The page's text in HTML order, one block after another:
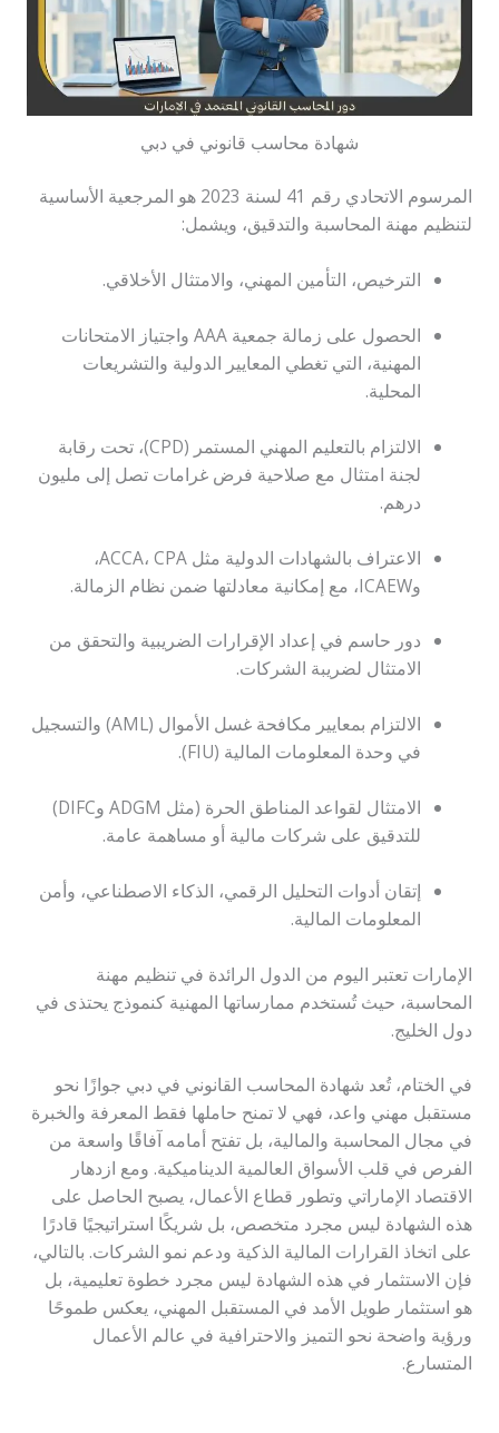
شهادة محاسب قانوني في دبي
المرسوم الاتحادي رقم 41 لسنة 2023 هو المرجعية الأساسية
لتنظيم مهنة المحاسبة والتدقيق، ويشمل:
الترخيص، التأمين المهني، والامتثال الأخلاقي.
الحصول على زمالة جمعية AAA واجتياز الامتحانات
المهنية، التي تغطي المعايير الدولية والتشريعات
المحلية.
الالتزام بالتعليم المهني المستمر (CPD)، تحت رقابة
لجنة امتثال مع صلاحية فرض غرامات تصل إلى مليون
درهم.
الاعتراف بالشهادات الدولية مثل ACCA، CPA،
دور حاسم في إعداد الإقرارات الضريبية والتحقق من
الامتثال لضريبة الشركات.
الالتزام بمعايير مكافحة غسل الأموال (AML) والتسجيل
في وحدة المعلومات المالية (FIU).
الامتثال لقواعد المناطق الحرة (مثل ADGM وDIFC)
للتدقيق على شركات مالية أو مساهمة عامة.
إتقان أدوات التحليل الرقمي، الذكاء الاصطناعي، وأمن
المعلومات المالية.
الإمارات تعتبر اليوم من الدول الرائدة في تنظيم مهنة
المحاسبة، حيث تُستخدم ممارساتها المهنية كنموذج يحتذى في
دول الخليج.
في الختام، تُعد شهادة المحاسب القانوني في دبي جوازًا نحو
مستقبل مهني واعد، فهي لا تمنح حاملها فقط المعرفة والخبرة
في مجال المحاسبة والمالية، بل تفتح أمامه آفاقًا واسعة من
الفرص في قلب الأسواق العالمية الديناميكية. ومع ازدهار
الاقتصاد الإماراتي وتطور قطاع الأعمال، يصبح الحاصل على
هذه الشهادة ليس مجرد متخصص، بل شريكًا استراتيجيًا قادرًا
على اتخاذ القرارات المالية الذكية ودعم نمو الشركات. بالتالي،
فإن الاستثمار في هذه الشهادة ليس مجرد خطوة تعليمية، بل
هو استثمار طويل الأمد في المستقبل المهني، يعكس طموحًا
ورؤية واضحة نحو التميز والاحترافية في عالم الأعمال
المتسارع.